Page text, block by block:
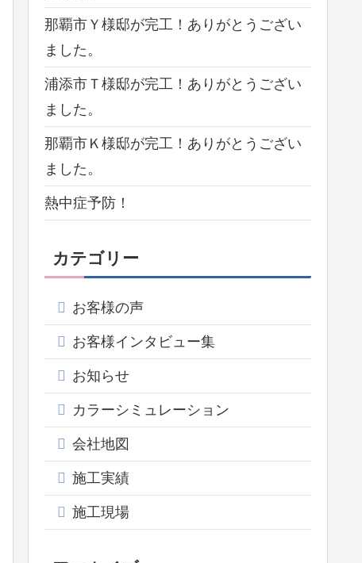
那覇市Ｙ様邸が完工！ありがとうござい
ました。
浦添市Ｔ様邸が完工！ありがとうござい
ました。
那覇市Ｋ様邸が完工！ありがとうござい
ました。
熱中症予防！
カテゴリー
お客様の声
お客様インタビュー集
お知らせ
カラーシミュレーション
会社地図
施工実績
施工現場